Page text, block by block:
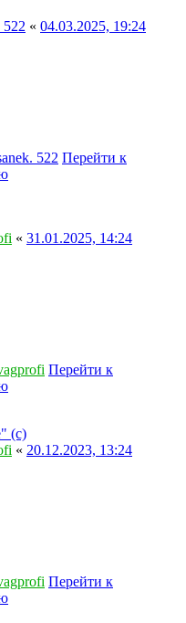
522 « 04.03.2025, 19:24
522 Перейти к
« 31.01.2025, 14:24
Перейти к
(с)
« 20.12.2023, 13:24
Перейти к